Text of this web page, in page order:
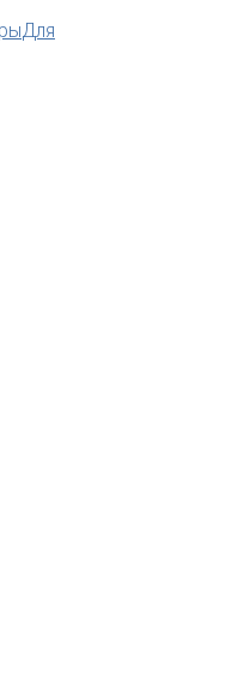
Для